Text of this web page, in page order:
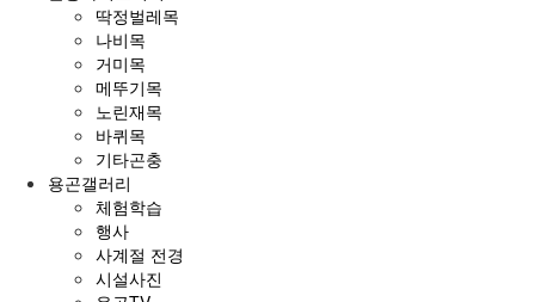
딱정벌레목
나비목
거미목
메뚜기목
노린재목
바퀴목
기타곤충
용곤갤러리
체험학습
행사
사계절 전경
시설사진